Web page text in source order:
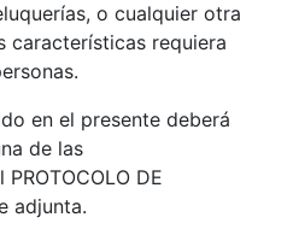
o cualquier otra
características requiera
en el presente deberá
de las
DE
adjunta.